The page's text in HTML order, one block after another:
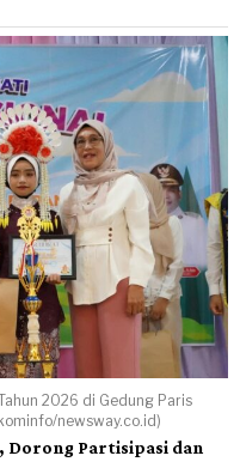
2026 di Gedung Paris
newsway.co.id)
Dorong Partisipasi dan